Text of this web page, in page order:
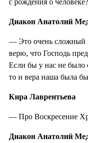
Диакон Анатолий
— Это очень сложный
верю, что Господь
Если бы у нас не было
то и вера наша была
Кира Лаврентьева
— Про Воскресение
Диакон Анатолий